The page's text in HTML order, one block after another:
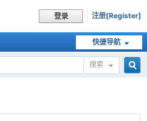
登录 注册[Register]
快捷导航
搜索